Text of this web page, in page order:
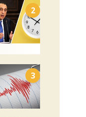
2
3